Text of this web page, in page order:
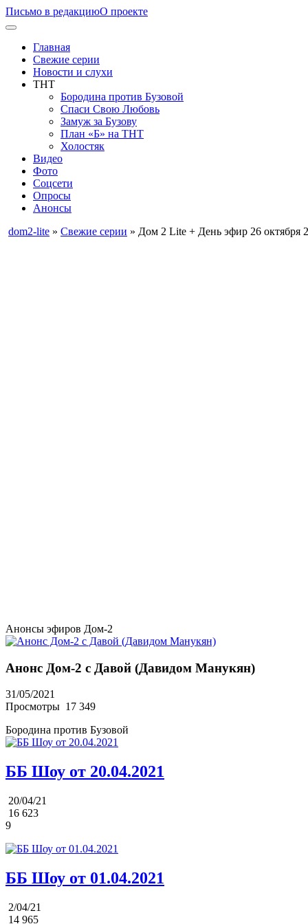
Письмо в редакциюО проекте
Главная
Свежие серии
Новости и слухи
ТНТ
Бородина против Бузовой
Спаси Свою Любовь
Замуж за Бузову
План «Б» на ТНТ
Холостяк
Видео
Фото
Соцсети
Опросы
Анонсы
dom2-lite » Свежие серии » Дом 2 Lite + День эфир 26 октября
Анонсы эфиров Дом-2
Анонс Дом-2 с Давой (Давидом Манукян)
31/05/2021
Просмотры 17 349
Бородина против Бузовой
ББ Шоу от 20.04.2021
20/04/21
16 623
9
ББ Шоу от 01.04.2021
2/04/21
14 965